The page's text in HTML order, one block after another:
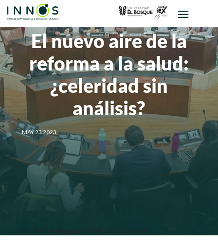
El nuevo aire de la
reforma a la salud:
¿celeridad sin
análisis?
MAY 23 2023
Por: María Margarita Martinez Garbiras